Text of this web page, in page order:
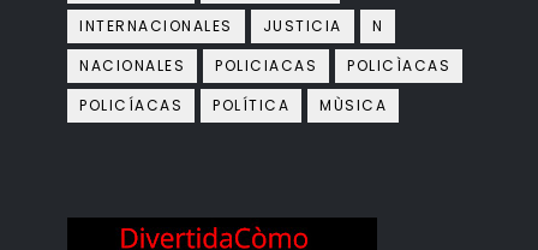
INTERNACIONALES
JUSTICIA
N
NACIONALES
POLICIACAS
POLICÌACAS
POLICÍACAS
POLÍTICA MÙSICA